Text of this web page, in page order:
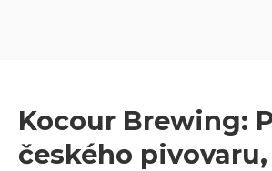
Kocour Brewing:
českého